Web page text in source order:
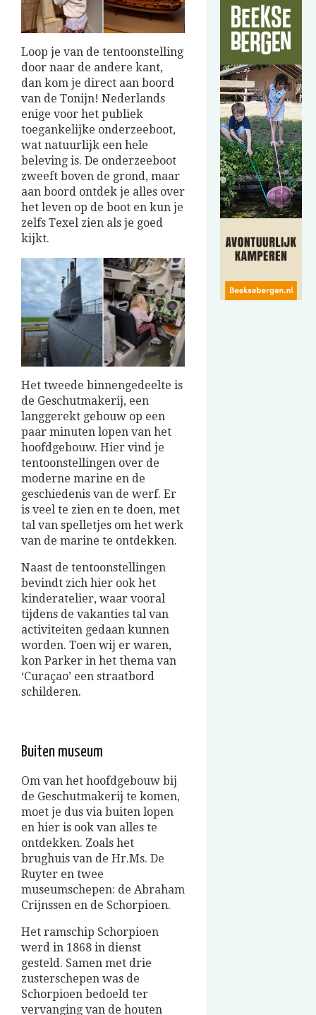
Loop je van de tentoonstelling
door naar de andere kant,
dan kom je direct aan boord
van de Tonijn! Nederlands
enige voor het publiek
toegankelijke onderzeeboot,
wat natuurlijk een hele
beleving is. De onderzeeboot
zweeft boven de grond, maar
aan boord ontdek je alles over
het leven op de boot en kun je
zelfs Texel zien als je goed
kijkt.
Het tweede binnengedeelte is
de Geschutmakerij, een
langgerekt gebouw op een
paar minuten lopen van het
hoofdgebouw. Hier vind je
tentoonstellingen over de
moderne marine en de
geschiedenis van de werf. Er
is veel te zien en te doen, met
tal van spelletjes om het werk
van de marine te ontdekken.
Naast de tentoonstellingen
bevindt zich hier ook het
kinderatelier, waar vooral
tijdens de vakanties tal van
activiteiten gedaan kunnen
worden. Toen wij er waren,
kon Parker in het thema van
‘Curaçao’ een straatbord
schilderen.
Buiten museum
Om van het hoofdgebouw bij
de Geschutmakerij te komen,
moet je dus via buiten lopen
en hier is ook van alles te
ontdekken. Zoals het
brughuis van de Hr.Ms. De
Ruyter en twee
museumschepen: de Abraham
Crijnssen en de Schorpioen.
Het ramschip Schorpioen
werd in 1868 in dienst
gesteld. Samen met drie
zusterschepen was de
Schorpioen bedoeld ter
vervanging van de houten